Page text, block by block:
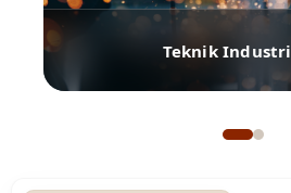
Teknik Industri